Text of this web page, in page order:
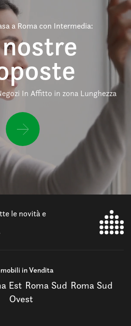
a Roma con Intermedia:
In Affitto in zona Lunghezza
le novità e
in Vendita
Est Roma Sud Roma Sud
Ovest